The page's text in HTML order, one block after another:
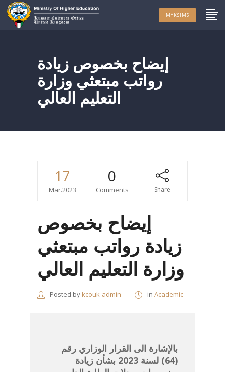
MYKSIMS
إيضاح بخصوص زيادة
رواتب مبتعثي وزارة
التعليم العالي
17
Mar.2023
0
Comments Share
إيضاح بخصوص
زيادة رواتب مبتعثي
وزارة التعليم العالي
Posted bykcouk-admin in Academic
بالإشارة الى القرار الوزاري رقم
(64) لسنة 2023 بشأن زيادة